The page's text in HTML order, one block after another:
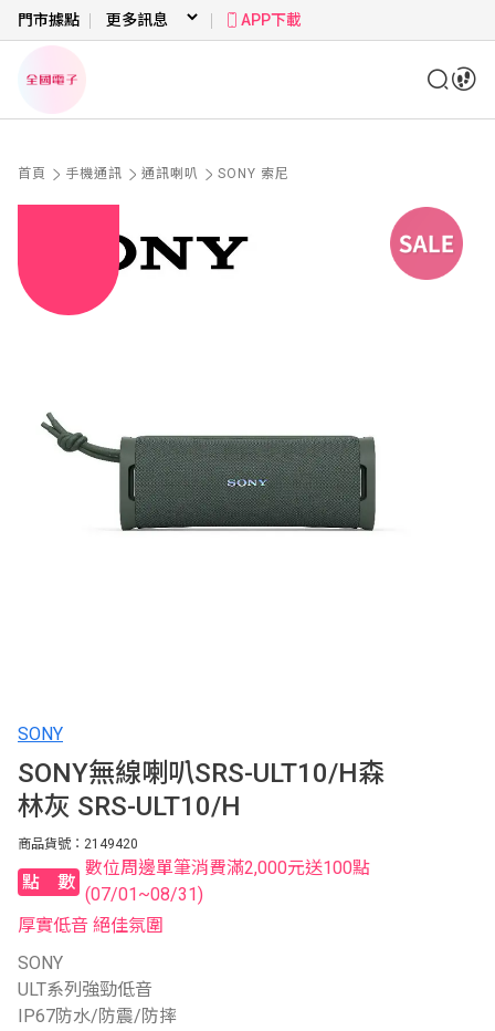
門市據點 APP下載
首頁 手機通訊 通訊喇叭 SONY 索尼
SONY
SONY無線喇叭SRS-ULT10/H森
林灰 SRS-ULT10/H
商品貨號：2149420
點數
數位周邊單筆消費滿2,000元送100點
(07/01~08/31)
厚實低音 絕佳氛圍
SONY
ULT系列強勁低音
IP67防水/防震/防摔